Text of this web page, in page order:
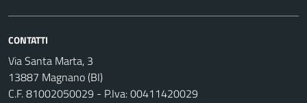
CONTATTI
Via Santa Marta, 3
13887 Magnano (BI)
C.F. 81002050029 - P.Iva: 00411420029